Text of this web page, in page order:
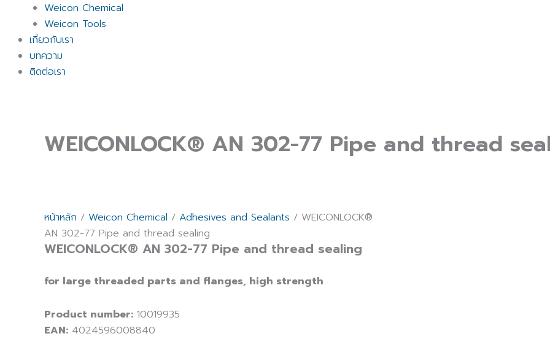
Weicon Chemical
Weicon Tools
เกี่ยวกับเรา
บทความ
ติดต่อเรา
WEICONLOCK® AN 302-77 Pipe and thread
หน้าหลัก / Weicon Chemical / Adhesives and Sealants / WEICONLOCK®
AN 302-77 Pipe and thread sealing
WEICONLOCK® AN 302-77 Pipe and thread sealing
for large threaded parts and flanges, high strength
Product number: 10019935
EAN: 4024596008840